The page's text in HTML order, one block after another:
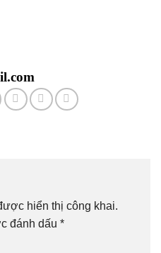
hiển thị công khai.
đánh dấu *